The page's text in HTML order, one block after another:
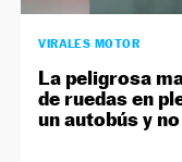
VIRALES MOTOR
La peligrosa
de ruedas en
un autobús y